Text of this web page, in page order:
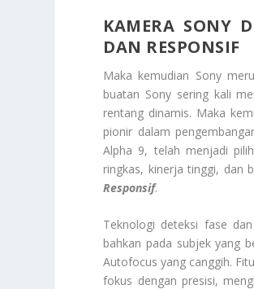
KAMERA SONY
DAN RESPONSIF
Maka kemudian Sony
buatan Sony sering kali
rentang dinamis. Maka
pionir dalam
Alpha 9, telah menjadi
ringkas, kinerja tinggi, dan
Responsif.
Teknologi deteksi fase
bahkan pada subjek yang
Autofocus yang canggih.
fokus dengan presisi,